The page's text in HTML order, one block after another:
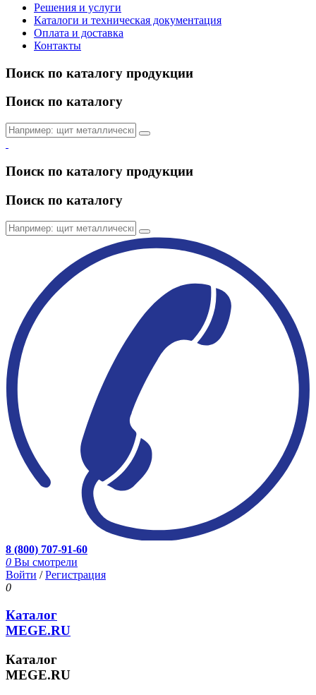
Решения и услуги
Каталоги и техническая документация
Оплата и доставка
Контакты
Поиск по каталогу продукции
Поиск по каталогу
Поиск по каталогу продукции
Поиск по каталогу
8 (800) 707-91-60
0 Вы смотрели
Войти /Регистрация
0
Каталог
MEGE.RU
Каталог
MEGE.RU